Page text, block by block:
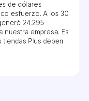
de dólares
esfuerzo. A los 30
24.295
nuestra empresa. Es
tiendas Plus deben